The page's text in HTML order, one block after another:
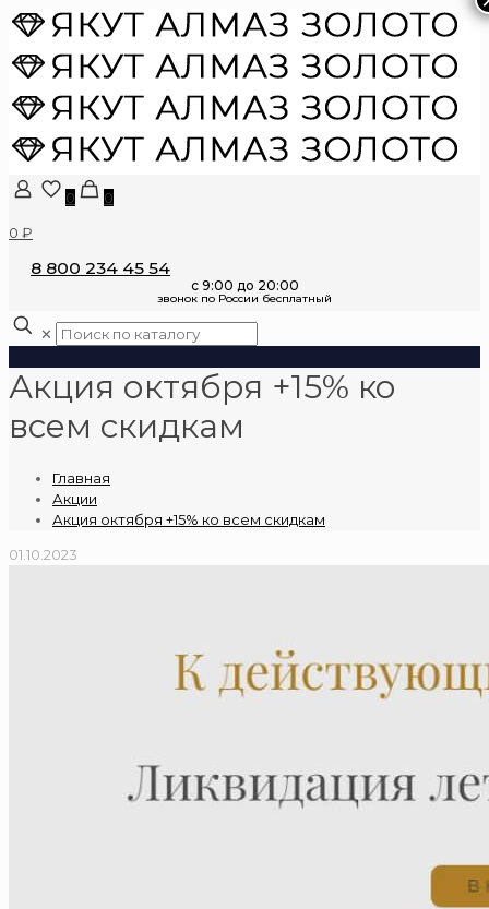
0
0
0 ₽
8 800 234 45 54
✕
Акция октября +15% ко
всем скидкам
Главная
Акции
Акция октября +15% ко всем скидкам
01.10.2023